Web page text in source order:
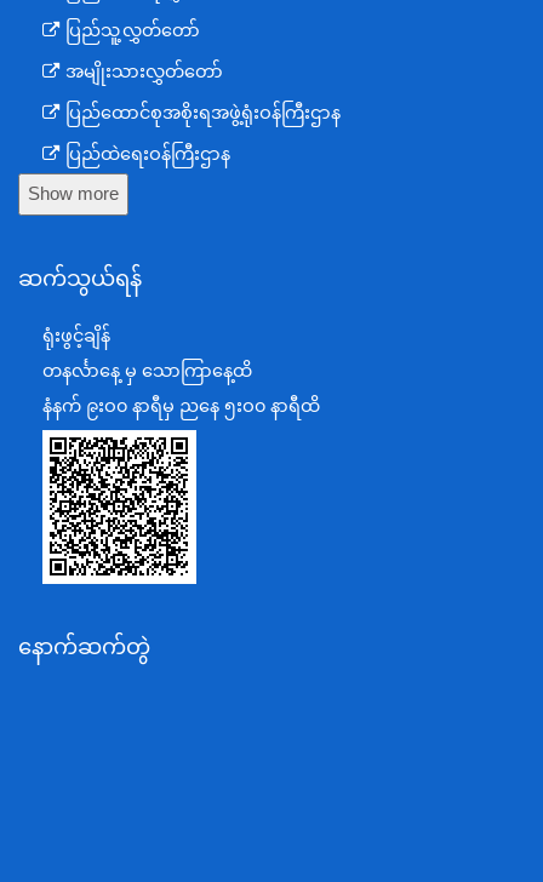
ပြည်သူ့လွှတ်တော်
အမျိုးသားလွှတ်တော်
ပြည်ထောင်စုအစိုးရအဖွဲ့ရုံးဝန်ကြီးဌာန
ပြည်ထဲရေးဝန်ကြီးဌာန
ကာကွယ်ရေးဝန်ကြီးဌာန
စီမံကိန်း၊ဘဏ္ဍာရေးနှင့်စက်မှုဝန်ကြီးဌာန
အပြည်ပြည်ဆိုင်ရာပူးပေါင်းဆောင်ရွက်ရေးဝန်ကြီးဌာန
ပြန်ကြားရေးဝန်ကြီးဌာန
သာသနာရေးနှင့် ယဉ်ကျေးမှုဝန်ကြီးဌာန
စိုက်ပျိုးရေး၊မွေးမြူရေးနှင့်ဆည်မြောင်းဝန်ကြီးဌာန
ပို့ဆောင်ရေးနှင့်ဆက်သွယ်ရေးဝန်ကြီးဌာန
သယံဇာတနှင့်ပတ်ဝန်းကျင်ထိန်းသိမ်းရေးဝန်ကြီးဌာန
အလုပ်သမား၊လူဝင်မှုကြီးကြပ်ရေးနှင့်ပြည်သူ့အင်အား
Show more
ဆက်သွယ်ရန်
ရုံးဖွင့်ချိန်
တနင်္လာနေ့ မှ သောကြာနေ့ထိ
နံနက် ၉းဝ၀ နာရီမှ ညနေ ၅းဝ၀ နာရီထိ
နောက်ဆက်တွဲ